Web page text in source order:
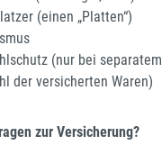
(einen „Platten“)
(nur bei separatem
der versicherten Waren)
zur Versicherung?